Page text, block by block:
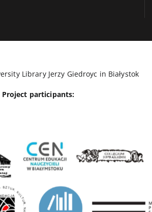
Library Jerzy Giedroyc in Białystok
Project participants: